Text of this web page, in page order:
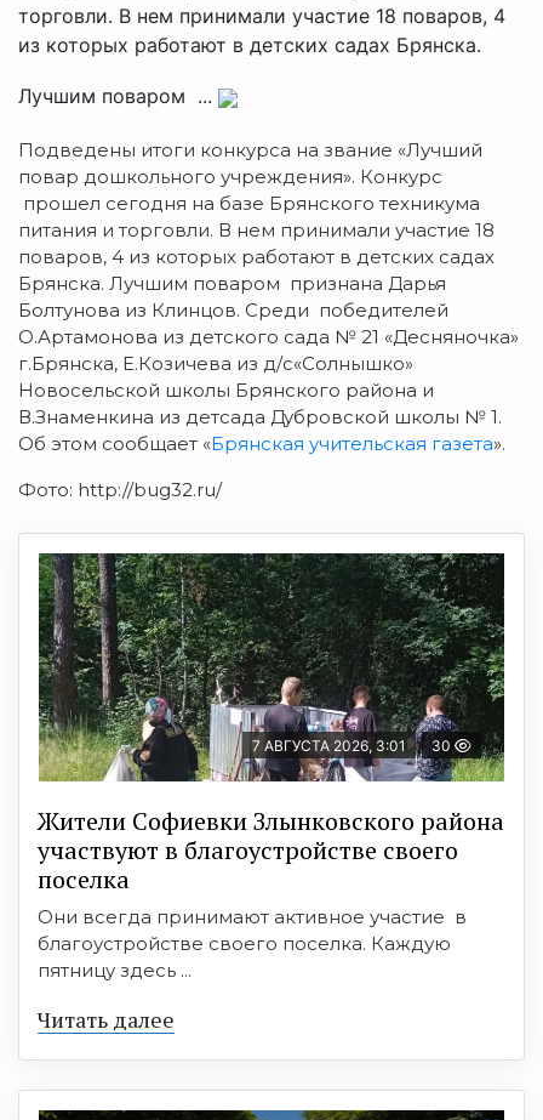
торговли. В нем принимали участие 18 поваров, 4
из которых работают в детских садах Брянска.
Лучшим поваром ...
Подведены итоги конкурса на звание «Лучший
повар дошкольного учреждения». Конкурс
прошел сегодня на базе Брянского техникума
питания и торговли. В нем принимали участие 18
поваров, 4 из которых работают в детских садах
Брянска. Лучшим поваром признана Дарья
Болтунова из Клинцов. Среди победителей
О.Артамонова из детского сада № 21 «Десняночка»
г.Брянска, Е.Козичева из д/с«Солнышко»
Новосельской школы Брянского района и
В.Знаменкина из детсада Дубровской школы № 1.
Об этом сообщает «Брянская учительская газета».
Фото: http://bug32.ru/
7 АВГУСТА 2026, 3:01 30
Жители Софиевки Злынковского района
участвуют в благоустройстве своего
поселка
Они всегда принимают активное участие в
благоустройстве своего поселка. Каждую
пятницу здесь ...
Читать далее